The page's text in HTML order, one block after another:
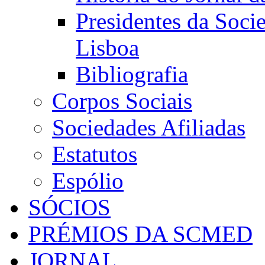
Presidentes da
Lisboa
Bibliografia
Corpos Sociais
Sociedades Afiliadas
Estatutos
Espólio
SÓCIOS
PRÉMIOS DA SCMED